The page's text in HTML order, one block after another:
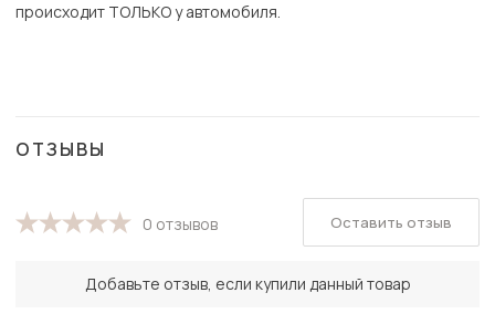
происходит ТОЛЬКО у автомобиля.
ОТЗЫВЫ
0 отзывов
Добавьте отзыв, если купили данный товар
Оставить отзыв